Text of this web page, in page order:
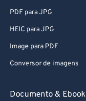
PDF para JPG
HEIC para JPG
Image para PDF
Conversor de imagens
Documento & Ebook